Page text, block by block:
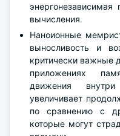
вычисления.
Наноионные
выносливость и
критически важные
приложениях
движения внутри
увеличивает
по сравнению с
которые могут